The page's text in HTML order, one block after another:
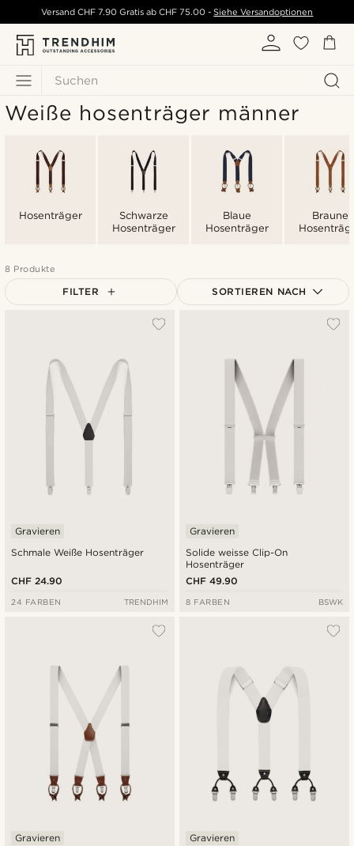
Suchen
Versand CHF 7.90 Gratis ab CHF 75.00 - Siehe Versandoptionen
Weiße hosenträger männer
Hosenträger
Schwarze
Hosenträger
Blaue
Hosenträger
Braune
8 Produkte
FILTER SORTIEREN NACH
Niedrigster Preis
Höchster Preis
Schmale Weiße Hosenträger
Gravieren
CHF 24.90
24 FARBEN TRENDHIM
Solide weisse Clip-On
Hosenträger
Gravieren
CHF 49.90
8 FARBEN BSWK
Gravieren Gravieren